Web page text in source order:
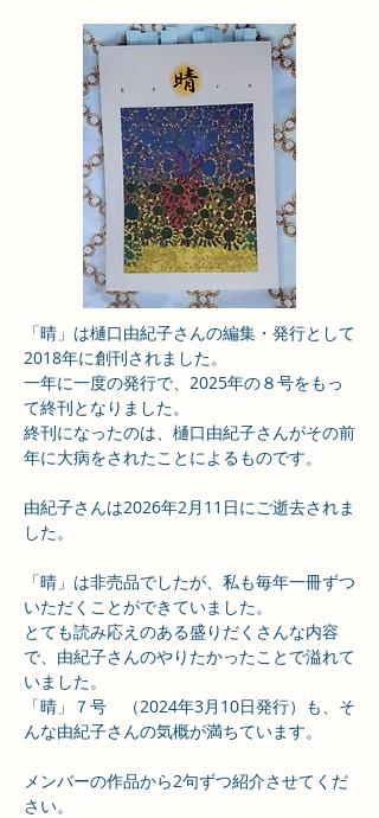
「晴」は樋口由紀子さんの編集・発行として
2018年に創刊されました。
一年に一度の発行で、2025年の８号をもっ
て終刊となりました。
終刊になったのは、樋口由紀子さんがその前
年に大病をされたことによるものです。
由紀子さんは2026年2月11日にご逝去されま
した。
「晴」は非売品でしたが、私も毎年一冊ずつ
いただくことができていました。
とても読み応えのある盛りだくさんな内容
で、由紀子さんのやりたかったことで溢れて
いました。
「晴」７号　（2024年3月10日発行）も、そ
んな由紀子さんの気概が満ちています。
メンバーの作品から2句ずつ紹介させてくだ
さい。